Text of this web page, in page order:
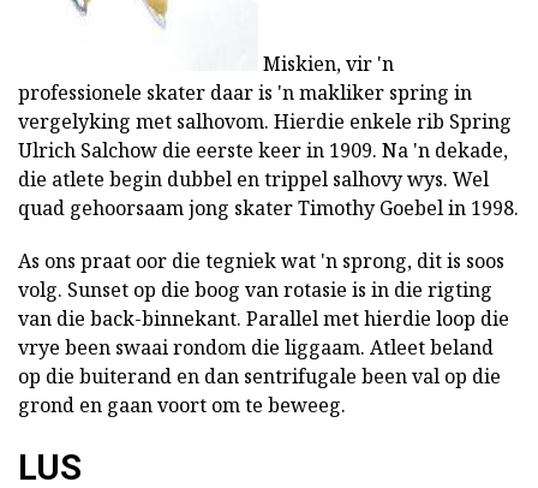
Miskien, vir 'n
professionele skater daar is 'n makliker spring in
vergelyking met salhovom. Hierdie enkele rib Spring
Ulrich Salchow die eerste keer in 1909. Na 'n dekade,
die atlete begin dubbel en trippel salhovy wys. Wel
quad gehoorsaam jong skater Timothy Goebel in 1998.
As ons praat oor die tegniek wat 'n sprong, dit is soos
volg. Sunset op die boog van rotasie is in die rigting
van die back-binnekant. Parallel met hierdie loop die
vrye been swaai rondom die liggaam. Atleet beland
op die buiterand en dan sentrifugale been val op die
grond en gaan voort om te beweeg.
LUS